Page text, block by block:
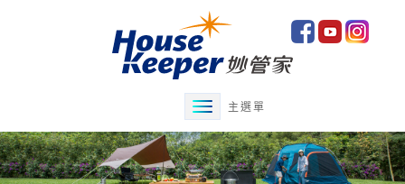
主選單